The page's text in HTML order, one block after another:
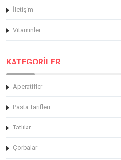
İletişim
Vitaminler
KATEGORİLER
Aperatifler
Pasta Tarifleri
Tatlılar
Çorbalar